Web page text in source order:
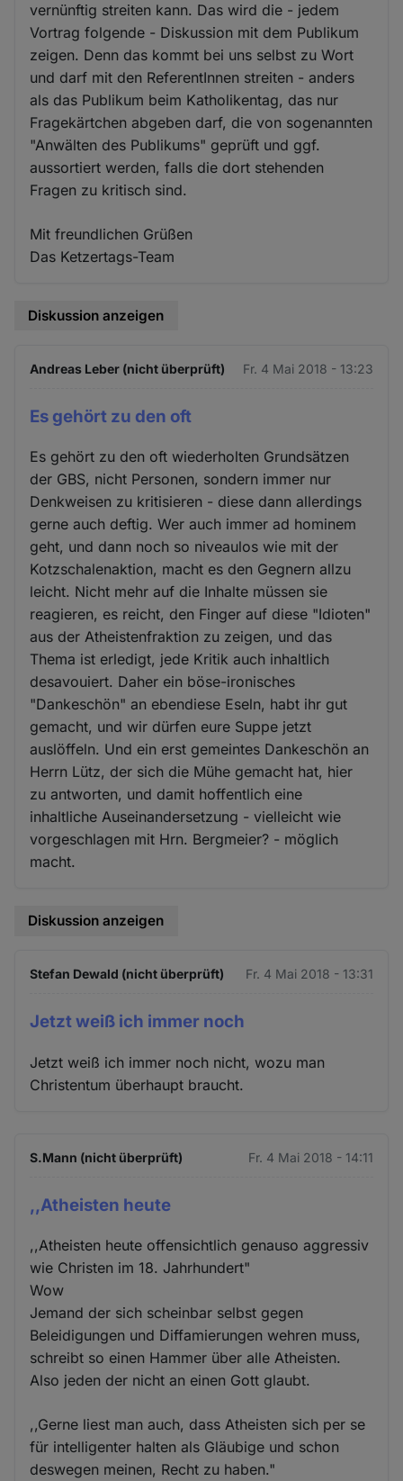
vernünftig streiten kann. Das wird die - jedem
Vortrag folgende - Diskussion mit dem Publikum
zeigen. Denn das kommt bei uns selbst zu Wort
und darf mit den ReferentInnen streiten - anders
als das Publikum beim Katholikentag, das nur
Fragekärtchen abgeben darf, die von sogenannten
"Anwälten des Publikums" geprüft und ggf.
aussortiert werden, falls die dort stehenden
Fragen zu kritisch sind.
Mit freundlichen Grüßen
Das Ketzertags-Team
Diskussion anzeigen
Andreas Leber (nicht überprüft) Fr. 4 Mai 2018 - 13:23
Es gehört zu den oft
Es gehört zu den oft wiederholten Grundsätzen
der GBS, nicht Personen, sondern immer nur
Denkweisen zu kritisieren - diese dann allerdings
gerne auch deftig. Wer auch immer ad hominem
geht, und dann noch so niveaulos wie mit der
Kotzschalenaktion, macht es den Gegnern allzu
leicht. Nicht mehr auf die Inhalte müssen sie
reagieren, es reicht, den Finger auf diese "Idioten"
aus der Atheistenfraktion zu zeigen, und das
Thema ist erledigt, jede Kritik auch inhaltlich
desavouiert. Daher ein böse-ironisches
"Dankeschön" an ebendiese Eseln, habt ihr gut
gemacht, und wir dürfen eure Suppe jetzt
auslöffeln. Und ein erst gemeintes Dankeschön an
Herrn Lütz, der sich die Mühe gemacht hat, hier
zu antworten, und damit hoffentlich eine
inhaltliche Auseinandersetzung - vielleicht wie
vorgeschlagen mit Hrn. Bergmeier? - möglich
macht.
Diskussion anzeigen
Stefan Dewald (nicht überprüft) Fr. 4 Mai 2018 - 13:31
Jetzt weiß ich immer noch
Jetzt weiß ich immer noch nicht, wozu man
Christentum überhaupt braucht.
S.Mann (nicht überprüft) Fr. 4 Mai 2018 - 14:11
,,Atheisten heute
,,Atheisten heute offensichtlich genauso aggressiv
wie Christen im 18. Jahrhundert"
Wow
Jemand der sich scheinbar selbst gegen
Beleidigungen und Diffamierungen wehren muss,
schreibt so einen Hammer über alle Atheisten.
Also jeden der nicht an einen Gott glaubt.
,,Gerne liest man auch, dass Atheisten sich per se
für intelligenter halten als Gläubige und schon
deswegen meinen, Recht zu haben."